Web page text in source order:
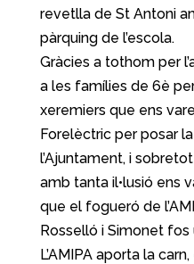
revetlla de St Antoni
pàrquing de l’escola.
Gràcies a tothom per
a les famílies de 6è
xeremiers que ens
Forelèctric per posar
l’Ajuntament, i
amb tanta il•lusió ens
que el fogueró de
Rosselló i Simonet fos
L’AMIPA aporta la